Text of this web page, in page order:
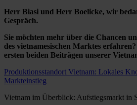
Herr Biasi und Herr Boelicke, wir
Gespräch.
Sie möchten mehr über die Chancen
des vietnamesischen Marktes
ersten beiden Beiträgen unserer
Produktionsstandort Vietnam: Lokales
Markteinstieg
Vietnam im Überblick: Aufstiegsmarkt in